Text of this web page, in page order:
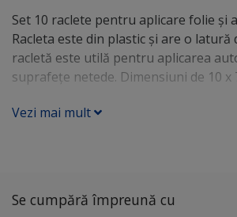
Set 10 raclete pentru aplicare folie şi
Racleta este din plastic şi are o latură
racletă este utilă pentru aplicarea
suprafețe netede. Dimensiuni de 10 x
Vezi mai mult
Se cumpără împreună cu